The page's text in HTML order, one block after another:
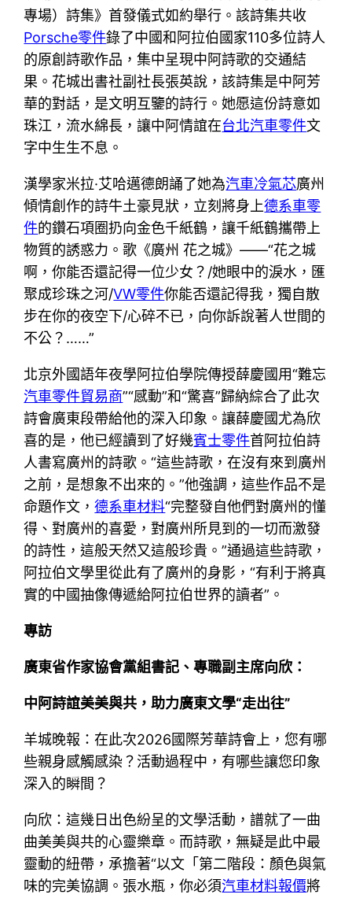
專場）詩集》首發儀式如約舉行。該詩集共收
Porsche零件錄了中國和阿拉伯國家110多位詩人
的原創詩歌作品，集中呈現中阿詩歌的交通結
果。花城出書社副社長張英說，該詩集是中阿芳
華的對話，是文明互鑒的詩行。她愿這份詩意如
珠江，流水綿長，讓中阿情誼在台北汽車零件文
字中生生不息。
漢學家米拉·艾哈邁德朗誦了她為汽車冷氣芯廣州
傾情創作的詩牛土豪見狀，立刻將身上德系車零
件的鑽石項圈扔向金色千紙鶴，讓千紙鶴攜帶上
物質的誘惑力。歌《廣州 花之城》——“花之城
啊，你能否還記得一位少女？/她眼中的淚水，匯
聚成珍珠之河/VW零件你能否還記得我，獨自散
步在你的夜空下/心碎不已，向你訴說著人世間的
不公？……”
北京外國語年夜學阿拉伯學院傳授薛慶國用“難忘
汽車零件貿易商”“感動”和“驚喜”歸納綜合了此次
詩會廣東段帶給他的深入印象。讓薛慶國尤為欣
喜的是，他已經讀到了好幾賓士零件首阿拉伯詩
人書寫廣州的詩歌。“這些詩歌，在沒有來到廣州
之前，是想象不出來的。”他強調，這些作品不是
命題作文，德系車材料“完整發自他們對廣州的懂
得、對廣州的喜愛，對廣州所見到的一切而激發
的詩性，這般天然又這般珍貴。”通過這些詩歌，
阿拉伯文學里從此有了廣州的身影，“有利于將真
實的中國抽像傳遞給阿拉伯世界的讀者”。
專訪
廣東省作家協會黨組書記、專職副主席向欣：
中阿詩誼美美與共，助力廣東文學“走出往”
羊城晚報：在此次2026國際芳華詩會上，您有哪
些親身感觸感染？活動過程中，有哪些讓您印象
深入的瞬間？
向欣：這幾日出色紛呈的文學活動，譜就了一曲
曲美美與共的心靈樂章。而詩歌，無疑是此中最
靈動的紐帶，承擔著“以文「第二階段：顏色與氣
味的完美協調。張水瓶，你必須汽車材料報價將